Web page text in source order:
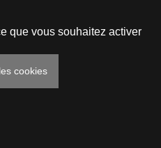
que vous souhaitez activer
cookies